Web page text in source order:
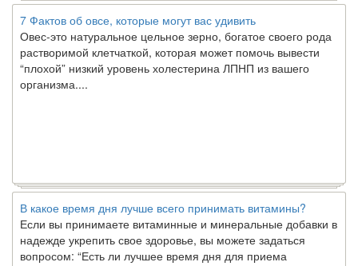
7 Фактов об овсе, которые могут вас удивить
Овес-это натуральное цельное зерно, богатое своего рода
растворимой клетчаткой, которая может помочь вывести
“плохой” низкий уровень холестерина ЛПНП из вашего
организма....
В какое время дня лучше всего принимать витамины?
Если вы принимаете витаминные и минеральные добавки в
надежде укрепить свое здоровье, вы можете задаться
вопросом: “Есть ли лучшее время дня для приема
витаминов ?”